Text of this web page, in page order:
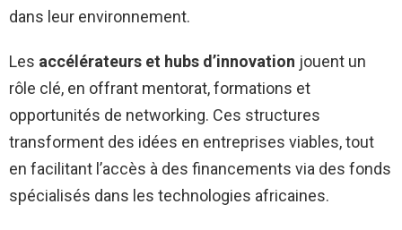
dans leur environnement.
Les accélérateurs et hubs d’innovation jouent un
rôle clé, en offrant mentorat, formations et
opportunités de networking. Ces structures
transforment des idées en entreprises viables, tout
en facilitant l’accès à des financements via des fonds
spécialisés dans les technologies africaines.